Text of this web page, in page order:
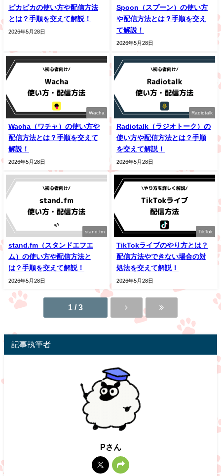
ピカピカの使い方や配信方法
とは？手順を交えて解説！
2026年5月28日
Spoon（スプーン）の使い方
や配信方法とは？手順を交え
て解説！
2026年5月28日
Wacha
Wacha（ワチャ）の使い方や
配信方法とは？手順を交えて
解説！
2026年5月28日
Radiotalk
Radiotalk（ラジオトーク）の
使い方や配信方法とは？手順
を交えて解説！
2026年5月28日
stand.fm
stand.fm（スタンドエフエ
ム）の使い方や配信方法と
は？手順を交えて解説！
2026年5月28日
TikTok
TikTokライブのやり方とは？
配信方法やできない場合の対
処法を交えて解説！
2026年5月28日
1 / 3
記事執筆者
Pさん